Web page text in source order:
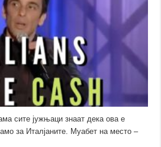
сите јужњаци знаат дека ова е
за Италјаните. Муабет на место –